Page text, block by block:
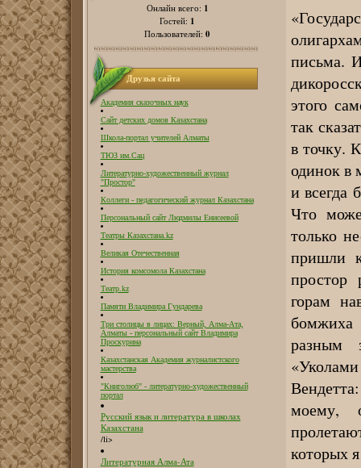
Онлайн всего: 1
Гостей: 1
Пользователей: 0
Друзья сайта
Академия сказочных наук
Сайт детских домов Казахстана
Школа-портал учителей Алматы
ТЮЗ им.Сац
Литературно-художественный журнал
"Простор"
Коллеги - педагогический журнал Казахстана
Персональный сайт Людмилы Енисеевой
Театры Казахстана.kz
Великая Отечественная
История комсомола Казахстана
Театр.kz
Памяти Владимира Гундарева
Три столицы в лицах: Верный, Алма-Ата,
Алматы - персональный сайт Владимира
Проскурина
Казахстанская Академия журналистского
мастерства
"Книголюб" - литературно-художественный
портал
Русский язык и литература в школах
Казахстана
/li>
Литературная Алма-Ата
письма.
этого
так
в точку.
одинок в
и всегда
Что
только
пришли
простор
горам
разным
моему,
которых